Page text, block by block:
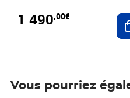
1 490,00€
Vous pourriez